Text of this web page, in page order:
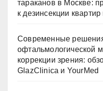
тараканов в Москве:
к дезинсекции
Современные
офтальмологической
коррекции зрения:
GlazClinica и YourMed